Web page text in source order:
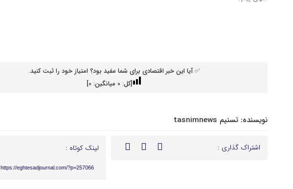
✅ آیا این خبر اقتصادی برای شما مفید بود؟ امتیاز خود را ثبت کنید.
[کل: 0 میانگین: 0
]
نویسنده: تسنیم tasnimnews
اشتراک گذاری : لینک کوتاه :
https://eghtesadjournal.com/?p=257066